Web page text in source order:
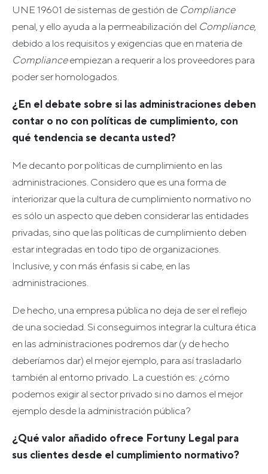
UNE 19601 de sistemas de gestión de Compliance
penal, y ello ayuda a la permeabilización del Compliance,
debido a los requisitos y exigencias que en materia de
Complianceempiezan a requerir a los proveedores para
poder ser homologados.
¿En el debate sobre si las administraciones deben
contar o no con políticas de cumplimiento, con
qué tendencia se decanta usted?
Me decanto por políticas de cumplimiento en las
administraciones. Considero que es una forma de
interiorizar que la cultura de cumplimiento normativo no
es sólo un aspecto que deben considerar las entidades
privadas, sino que las políticas de cumplimiento deben
estar integradas en todo tipo de organizaciones.
Inclusive, y con más énfasis si cabe, en las
administraciones.
De hecho, una empresa pública no deja de ser el reflejo
de una sociedad. Si conseguimos integrar la cultura ética
en las administraciones podremos dar (y de hecho
deberíamos dar) el mejor ejemplo, para así trasladarlo
también al entorno privado. La cuestión es: ¿cómo
podemos exigir al sector privado si no damos el mejor
ejemplo desde la administración pública?
¿Qué valor añadido ofrece Fortuny Legal para
sus clientes desde el cumplimiento normativo?